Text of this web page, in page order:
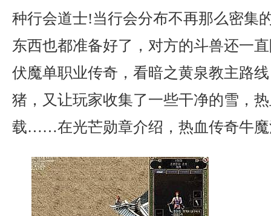
种行会道士!当行会分布不再那么密集
东西也都准备好了，对方的斗兽还一
伏魔单职业传奇，看暗之黄泉教主路
猪，又让玩家收集了一些干净的雪，
载……在光芒勋章介绍，热血传奇牛